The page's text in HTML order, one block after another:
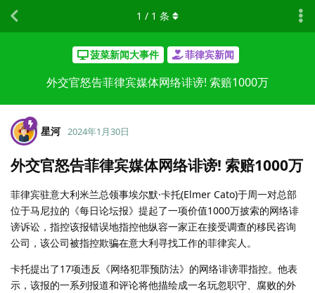
菠菜新闻大事件 菲律宾新闻
外交官怒告菲律宾媒体网络诽谤! 索赔1000万
1 / 1 条
星河 2024年1月30日
外交官怒告菲律宾媒体网络诽谤! 索赔1000万
菲律宾驻意大利米兰总领事埃尔默·卡托(Elmer Cato)于周一对总部
位于马尼拉的《每日论坛报》提起了一项价值1000万披索的网络诽
谤诉讼，指控该报错误地指控他纵容一家正在接受调查的移民咨询
公司，该公司被指控欺骗在意大利寻找工作的菲律宾人。
卡托提出了17项违反《网络犯罪预防法》的网络诽谤罪指控。他表
示，该报的一系列报道和评论将他描绘成一名玩忽职守、腐败的外